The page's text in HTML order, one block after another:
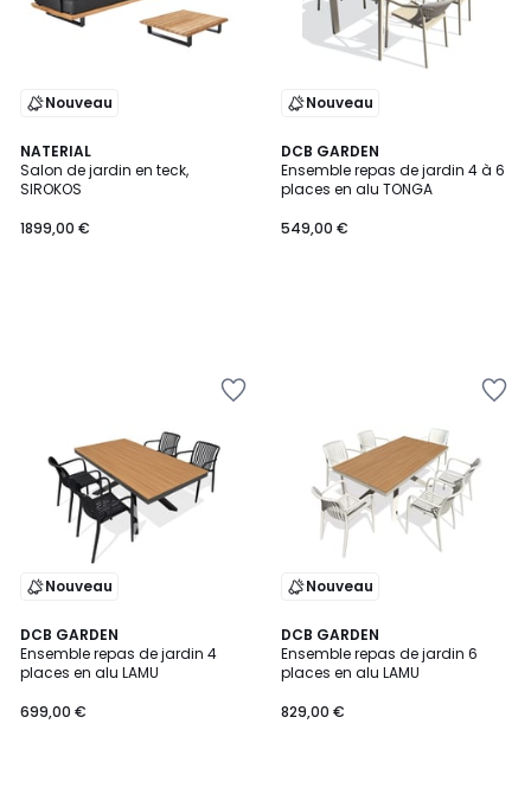
Nouveau
NATERIAL
Salon de jardin en teck,
SIROKOS
1899,00 €
Nouveau
DCB GARDEN
Ensemble repas de jardin 4 à 6
places en alu TONGA
549,00 €
Nouveau
DCB GARDEN
Ensemble repas de jardin 4
places en alu LAMU
699,00 €
Nouveau
DCB GARDEN
Ensemble repas de jardin 6
places en alu LAMU
829,00 €